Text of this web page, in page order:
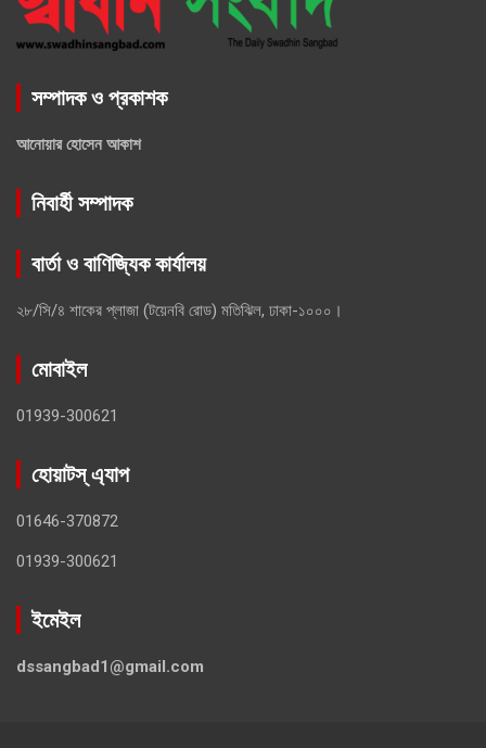
সম্পাদক ও প্রকাশক
আনোয়ার হোসেন আকাশ
নিবার্হী সম্পাদক
বার্তা ও বাণিজ্যিক কার্যালয়
২৮/সি/৪ শাকের প্লাজা (টয়েনবি রোড) মতিঝিল, ঢাকা-১০০০।
মোবাইল
01939-300621
হোয়াটস্ এ্যাপ
01646-370872
01939-300621
ইমেইল
dssangbad1@gmail.com